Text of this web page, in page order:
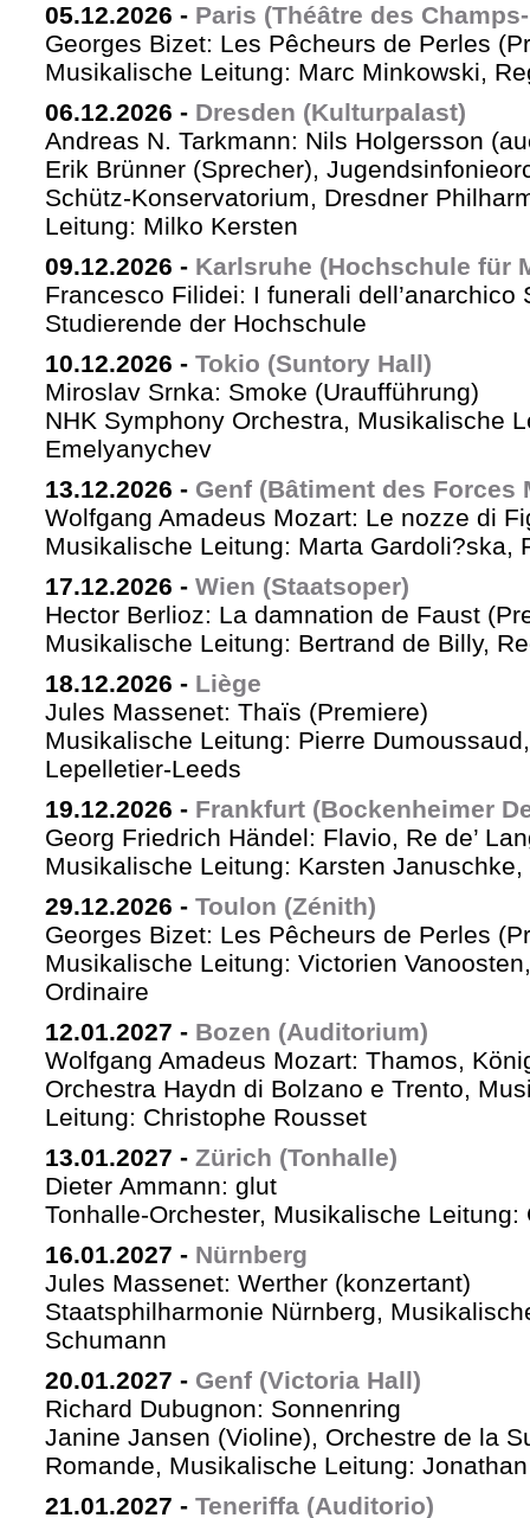
05.12.2026 - Paris (Théâtre des
Georges Bizet: Les Pêcheurs de Perles
Musikalische Leitung: Marc Minkowski,
06.12.2026 - Dresden (Kulturpalast)
Andreas N. Tarkmann: Nils Holgersson
Erik Brünner (Sprecher),
Schütz-Konservatorium, Dresdner
Leitung: Milko Kersten
09.12.2026 - Karlsruhe (Hochschule für
Francesco Filidei: I funerali dell’anarchico
Studierende der Hochschule
10.12.2026 - Tokio (Suntory Hall)
Miroslav Srnka: Smoke (Uraufführung)
NHK Symphony Orchestra, Musikalische
Emelyanychev
13.12.2026 - Genf (Bâtiment des Forces
Wolfgang Amadeus Mozart: Le nozze di
Musikalische Leitung: Marta Gardoli?ska,
17.12.2026 - Wien (Staatsoper)
Hector Berlioz: La damnation de Faust
Musikalische Leitung: Bertrand de Billy,
18.12.2026 - Liège
Jules Massenet: Thaïs (Premiere)
Musikalische Leitung: Pierre
Lepelletier-Leeds
19.12.2026 - Frankfurt (Bockenheimer
Georg Friedrich Händel: Flavio, Re de’
Musikalische Leitung: Karsten
29.12.2026 - Toulon (Zénith)
Georges Bizet: Les Pêcheurs de Perles
Musikalische Leitung: Victorien
Ordinaire
12.01.2027 - Bozen (Auditorium)
Wolfgang Amadeus Mozart: Thamos,
Orchestra Haydn di Bolzano e Trento,
Leitung: Christophe Rousset
13.01.2027 - Zürich (Tonhalle)
Dieter Ammann: glut
Tonhalle-Orchester, Musikalische Leitung:
16.01.2027 - Nürnberg
Jules Massenet: Werther (konzertant)
Staatsphilharmonie Nürnberg,
Schumann
20.01.2027 - Genf (Victoria Hall)
Richard Dubugnon: Sonnenring
Janine Jansen (Violine), Orchestre de la
Romande, Musikalische Leitung:
21.01.2027 - Teneriffa (Auditorio)